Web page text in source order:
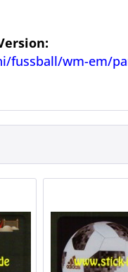
wm-em/